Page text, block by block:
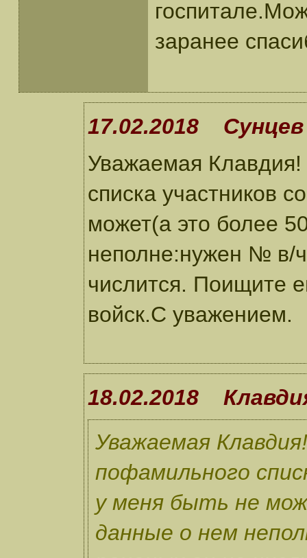
заранее
17.02.2018
Уважаемая
списка участников
может(а это более
неполне:нужен № в/
числится. Поищите
войск.С уважением.
18.02.2018
Уважаемая
пофамильного
у меня быть не
данные о нем